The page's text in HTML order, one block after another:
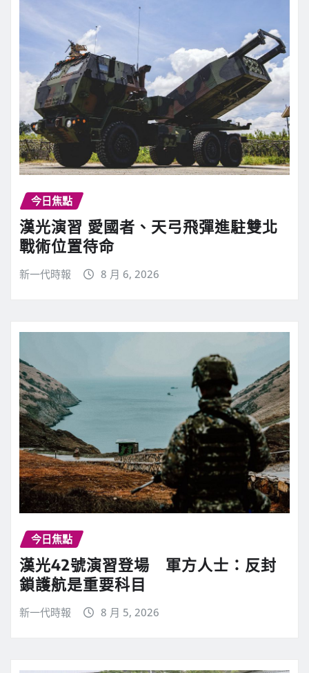
今日焦點
漢光演習 愛國者、天弓飛彈進駐雙北
戰術位置待命
新一代時報 8 月 6, 2026
今日焦點
漢光42號演習登場 軍方人士：反封
鎖護航是重要科目
新一代時報 8 月 5, 2026